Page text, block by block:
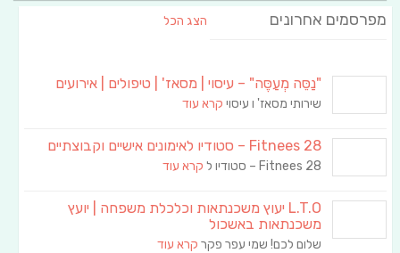
מפרסמים אחרונים הצג הכל
"נַסֵּה מְעַסֶּה" – עיסוי | מסאז' | טיפולים | אירועים
שירותי מסאז' ו עיסוי קרא עוד
Fitnees 28 – סטודיו לאימונים אישיים וקבוצתיים
Fitnees 28 – סטודיו ל קרא עוד
L.T.O יעוץ משכנתאות וכלכלת משפחה | יועץ
משכנתאות באשכול
שלום לכם! שמי עפר פקר קרא עוד